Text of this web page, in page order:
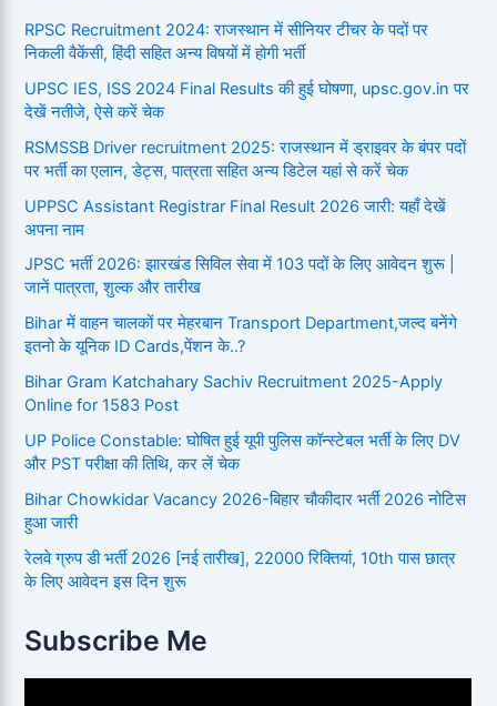
RPSC Recruitment 2024: राजस्थान में सीनियर टीचर के पदों पर
निकली वैकेंसी, हिंदी सहित अन्य विषयों में होगी भर्ती
UPSC IES, ISS 2024 Final Results की हुई घोषणा, upsc.gov.in पर
देखें नतीजे, ऐसे करें चेक
RSMSSB Driver recruitment 2025: राजस्थान में ड्राइवर के बंपर पदों
पर भर्ती का एलान, डेट्स, पात्रता सहित अन्य डिटेल यहां से करें चेक
UPPSC Assistant Registrar Final Result 2026 जारी: यहाँ देखें
अपना नाम
JPSC भर्ती 2026: झारखंड सिविल सेवा में 103 पदों के लिए आवेदन शुरू |
जानें पात्रता, शुल्क और तारीख
Bihar में वाहन चालकों पर मेहरबान Transport Department,जल्द बनेंगे
इतनो के यूनिक ID Cards,पेंशन के..?
Bihar Gram Katchahary Sachiv Recruitment 2025-Apply
Online for 1583 Post
UP Police Constable: घोषित हुई यूपी पुलिस कॉन्स्टेबल भर्ती के लिए DV
और PST परीक्षा की तिथि, कर लें चेक
Bihar Chowkidar Vacancy 2026-बिहार चौकीदार भर्ती 2026 नोटिस
हुआ जारी
रेलवे ग्रुप डी भर्ती 2026 [नई तारीख], 22000 रिक्तियां, 10th पास छात्र
के लिए आवेदन इस दिन शुरू
Subscribe Me